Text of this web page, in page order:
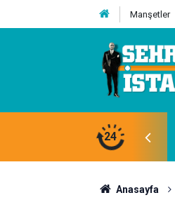
Manşetler
24
Anasayfa